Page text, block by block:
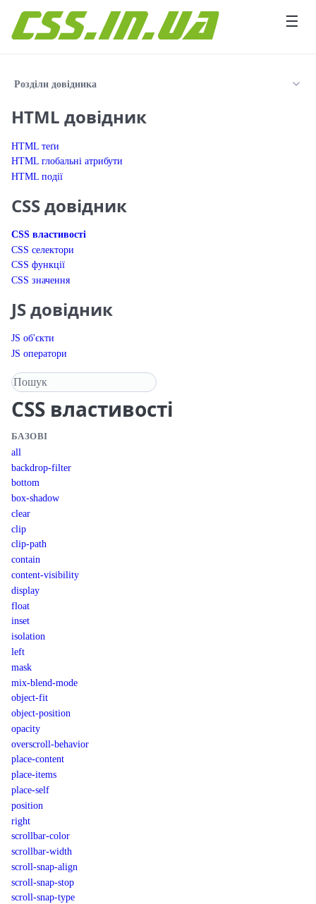
☰
Розділи довідника
HTML довідник
HTML теґи
HTML глобальні атрибути
HTML події
CSS довідник
CSS властивості
CSS селектори
CSS функції
CSS значення
JS довідник
JS об'єкти
JS оператори
Пошук у довіднику
CSS властивості
БАЗОВІ
all
backdrop-filter
bottom
box-shadow
clear
clip
clip-path
contain
content-visibility
display
float
inset
isolation
left
mask
mix-blend-mode
object-fit
object-position
opacity
overscroll-behavior
place-content
place-items
place-self
position
right
scrollbar-color
scrollbar-width
scroll-snap-align
scroll-snap-stop
scroll-snap-type